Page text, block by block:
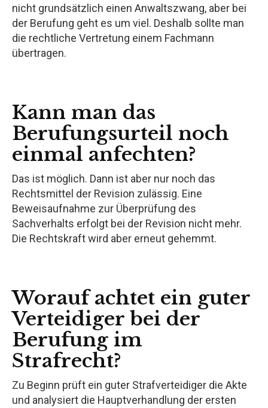
nicht grundsätzlich einen Anwaltszwang, aber bei
der Berufung geht es um viel. Deshalb sollte man
die rechtliche Vertretung einem Fachmann
übertragen.
Kann man das
Berufungsurteil noch
einmal anfechten?
Das ist möglich. Dann ist aber nur noch das
Rechtsmittel der Revision zulässig. Eine
Beweisaufnahme zur Überprüfung des
Sachverhalts erfolgt bei der Revision nicht mehr.
Die Rechtskraft wird aber erneut gehemmt.
Worauf achtet ein guter
Verteidiger bei der
Berufung im
Strafrecht?
Zu Beginn prüft ein guter Strafverteidiger die Akte
und analysiert die Hauptverhandlung der ersten